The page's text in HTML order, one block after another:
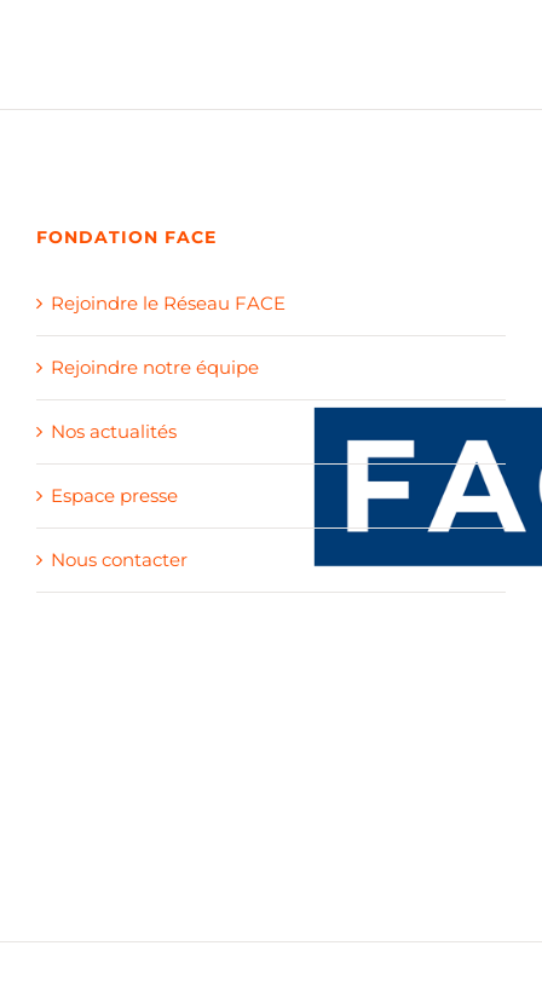
FONDATION FACE
Rejoindre le Réseau FACE
Rejoindre notre équipe
Nos actualités
Espace presse
Nous contacter